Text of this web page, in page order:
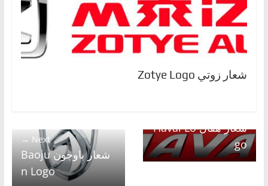
شعار زوتي Zotye Logo
شعار هفال Haval Lo
go
Next →
شعار باوجون Baoju
n Logo